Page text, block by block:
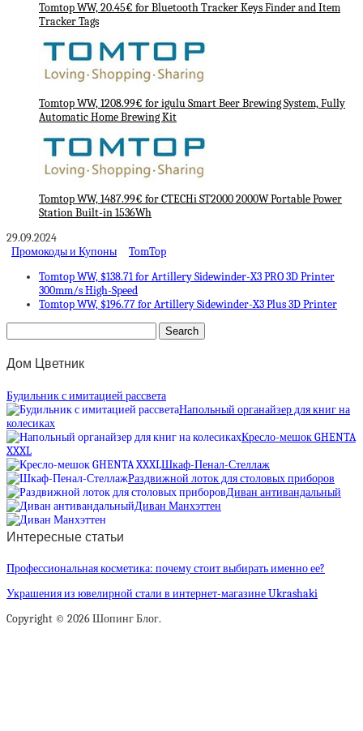
Tomtop WW, 20.45€ for Bluetooth Tracker Keys Finder and Item
Tracker Tags
Tomtop WW, 1208.99€ for igulu Smart Beer Brewing System, Fully
Automatic Home Brewing Kit
Tomtop WW, 1487.99€ for CTECHi ST2000 2000W Portable Power
Station Built-in 1536Wh
29.09.2024
Промокоды и Купоны
TomTop
Tomtop WW, $138.71 for Artillery Sidewinder-X3 PRO 3D Printer
300mm/s High-Speed
Tomtop WW, $196.77 for Artillery Sidewinder-X3 Plus 3D Printer
Дом Цветник
Будильник с имитацией рассвета
Напольный органайзер для книг на
колесиках
Кресло-мешок GHENTA
XXXL
Шкаф-Пенал-Стеллаж
Раздвижной лоток для столовых приборов
Диван антивандальный
Диван Манхэттен
Интересные статьи
Профессиональная косметика: почему стоит выбирать именно ее?
Украшения из ювелирной стали в интернет-магазине Ukrashaki
Copyright © 2026 Шопинг Блог.